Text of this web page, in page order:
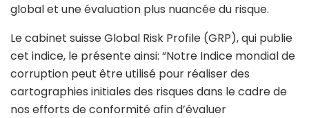
global et une évaluation plus nuancée du risque.
Le cabinet suisse Global Risk Profile (GRP), qui publie
cet indice, le présente ainsi: “Notre Indice mondial de
corruption peut être utilisé pour réaliser des
cartographies initiales des risques dans le cadre de
nos efforts de conformité afin d’évaluer